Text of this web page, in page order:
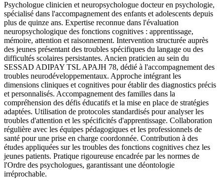
Psychologue clinicien et neuropsychologue docteur en psychologie,
spécialisé dans l'accompagnement des enfants et adolescents depuis
plus de quinze ans. Expertise reconnue dans l'évaluation
neuropsychologique des fonctions cognitives : apprentissage,
mémoire, attention et raisonnement. Intervention structurée auprès
des jeunes présentant des troubles spécifiques du langage ou des
difficultés scolaires persistantes. Ancien praticien au sein du
SESSAD ADIPAY TSL APAJH 78, dédié à l'accompagnement des
troubles neurodéveloppementaux. Approche intégrant les
dimensions cliniques et cognitives pour établir des diagnostics précis
et personnalisés. Accompagnement des familles dans la
compréhension des défis éducatifs et la mise en place de stratégies
adaptées. Utilisation de protocoles standardisés pour analyser les
troubles d'attention et les spécificités d'apprentissage. Collaboration
régulière avec les équipes pédagogiques et les professionnels de
santé pour une prise en charge coordonnée. Contribution à des
études appliquées sur les troubles des fonctions cognitives chez les
jeunes patients. Pratique rigoureuse encadrée par les normes de
l'Ordre des psychologues, garantissant une déontologie
irréprochable.